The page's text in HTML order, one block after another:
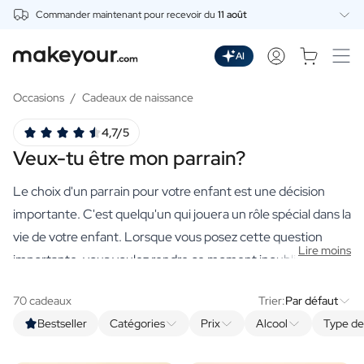
Commander maintenant pour recevoir du 11 août
Boissons
Gin Personnalisé
Wodka Personnalisée
Rhum Personnalisé
Spritz Personnalisé
Vermouth Personnalisé
Tequila Personnalisée
Bières
Vin Rouge Personnalisé
AI
Occasions / Cadeaux de naissance
Veux-tu être mon parrain?
4,7/5
Le choix d'un parrain pour votre enfant est une décision
importante. C'est quelqu'un qui jouera un rôle spécial dans la
vie de votre enfant. Lorsque vous posez cette question
importante, vous voulez rendre ce moment inoubliable.
haut de gamme et personnalisés, parfaits pour cette
occasion.
Lire moins
Bestseller Catégories Prix Alcool Type
70 cadeaux Trier:Par défaut